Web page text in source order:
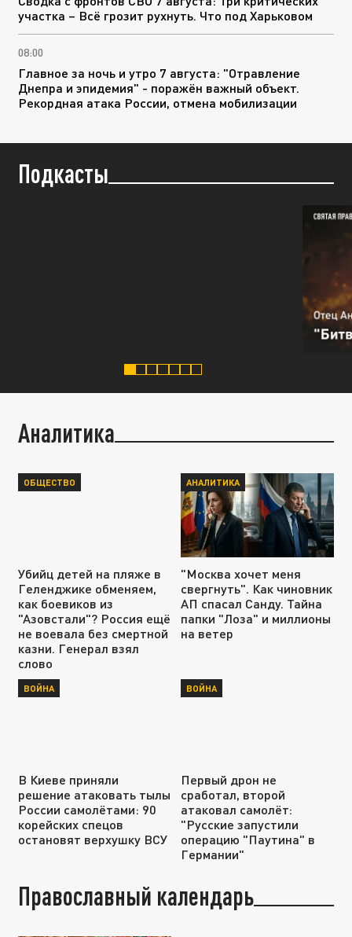
участка – Всё грозит рухнуть. Что под Харьковом
08:00
Главное за ночь и утро 7 августа: "Отравление
Днепра и эпидемия" - поражён важный объект.
Рекордная атака России, отмена мобилизации
Подкасты
Аналитика
ОБЩЕСТВО
Убийц детей на пляже в
Геленджике обменяем,
как боевиков из
"Азовстали"? Россия ещё
не воевала без смертной
казни. Генерал взял
слово
АНАЛИТИКА
"Москва хочет меня
свергнуть". Как чиновник
АП спасал Санду. Тайна
папки "Лоза" и миллионы
на ветер
ВОЙНА
В Киеве приняли
решение атаковать тылы
России самолётами: 90
корейских спецов
остановят верхушку ВСУ
ВОЙНА
Первый дрон не
сработал, второй
атаковал самолёт:
"Русские запустили
операцию "Паутина" в
Германии"
Православный календарь